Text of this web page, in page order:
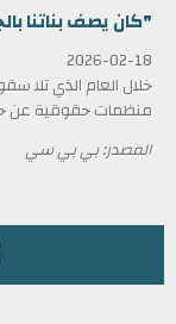
"كان يصف بناتنا
2026-02-18
خلال العام الذي تلا
منظمات حقوقية عن
المصدر: بي بي سي